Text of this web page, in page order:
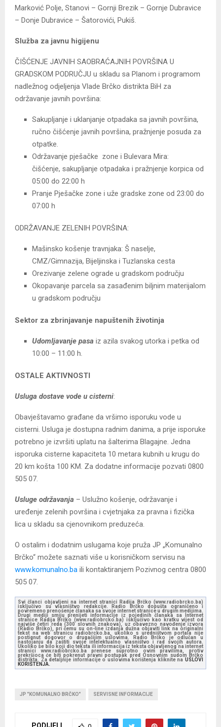
Marković Polje, Stanovi – Gornji Brezik – Gornje Dubravice
– Donje Dubravice – Šatorovići, Pukiš.
Služba za javnu higijenu
ČIŠĆENJE JAVNIH SAOBRAĆAJNIH POVRŠINA U
GRADSKOM PODRUČJU u skladu sa Planom i programom
nadležnog odjeljenja Vlade Brčko distrikta BiH za
održavanje javnih površina:
Sakupljanje i uklanjanje otpadaka sa javnih površina,
ručno čišćenje javnih površina, pražnjenje posuda za
otpatke.
Održavanje pješačke zone i Bulevara Mira:
čišćenje, sakupljanje otpadaka i pražnjenje korpica od
05:00 do 22:00 h
Pranje Pješačke zone i uže gradske zone od 23:00 do
07:00 h
ODRŽAVANJE ZELENIH POVRŠINA:
Mašinsko košenje travnjaka: Š naselje,
CMZ/Gimnazija, Bijeljinska i Tuzlanska cesta
Orezivanje zelene ograde u gradskom području
Okopavanje parcela sa zasađenim biljnim materijalom
u gradskom području
Sektor za zbrinjavanje napuštenih životinja
Udomljavanje pasa iz azila svakog utorka i petka od
10:00 – 11:00 h.
OSTALE AKTIVNOSTI
Usluga dostave vode u cisterni:
Obavještavamo građane da vršimo isporuku vode u
cisterni. Usluga je dostupna radnim danima, a prije isporuke
potrebno je izvršiti uplatu na šalterima Blagajne. Jedna
isporuka cisterne kapaciteta 10 metara kubnih u krugu do
20 km košta 100 KM. Za dodatne informacije pozvati 0800
505 07.
Usluge održavanja – Uslužno košenje, održavanje i
uređenje zelenih površina i cvjetnjaka za pravna i fizička
lica u skladu sa cjenovnikom preduzeća.
O ostalim i dodatnim uslugama koje pruža JP „Komunalno
Brčko“ možete saznati više u korisničkom servisu na
www.komunalno.ba ili kontaktiranjem Pozivnog centra 0800
505 07.
Svi članci objavljeni na internet stranici Radija Brčko (www.radiobrcko.ba)
isključivo su vlasništvo redakcije. Radio Brčko dopušta ograničeno i
povremeno prenošenje članaka sa svoje internet stranice u drugim medijima.
Drugi mediji smiju prenijeti informacije iz pojedinih članaka sa Internet
stranice Radija Brčko (www.radiobrcko.ba) isključivo kao kratku vijest od
najviše četiri reda (300 slovnih znakova), uz obavezno navođenje izvora
(Radio Brčko), pri čemu su on-line izdanja dužna objaviti link na originalni
tekst na web stranicu radiobrcko.ba, ukoliko s uredništvom portala nije
postignut dogovor o drugačijim uslovima. Radio Brčko je odlučan u
nastojanju da zaštiti svoje intelektualno vlasništvo i rad svojih autora.
Ukoliko se bilo koji dio teksta ili informacija iz teksta objavljenog na internet
stranici www.radiobrcko.ba prenese suprotno ovim pravilima, protiv
prekršioca će biti pokrenut pravni postupak pred Osnovnim sudom Brčko
distrikta. Za detaljnije informacije o uslovima korištenja kliknite na USLOVI
KORIŠTENJA.
JP "KOMUNALNO BRČKO" SERVISNE INFORMACIJE